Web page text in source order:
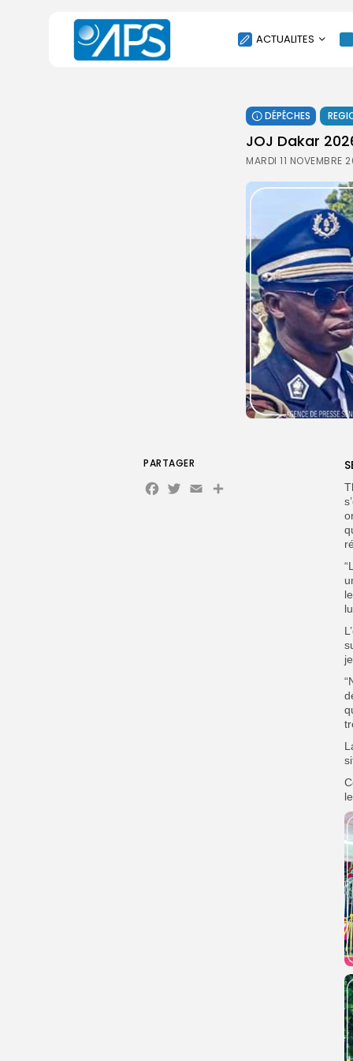
ACTUALITES
SOCIÉTÉ
ÉCONOMIE
CULTURE
SPORT
ENVIRONNEMENT
INTERNATIONAL
AGENDA
SANTE
DÉPÊCHES
JOJ Dakar
MARDI 11 NOVEMBRE
PARTAGER
Facebook
Twitter
Email